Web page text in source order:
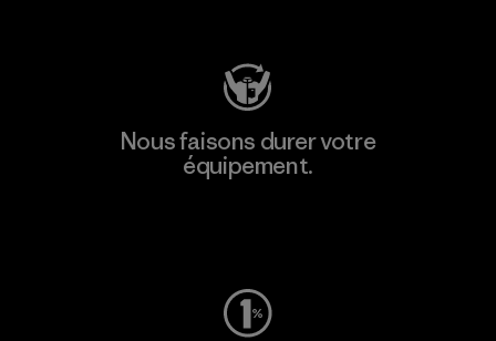
Nous faisons durer votre
équipement.